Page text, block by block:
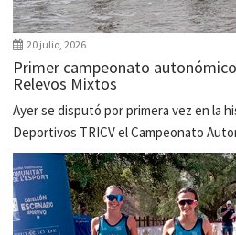
20 julio, 2026
Primer campeonato
Relevos Mixtos
Ayer se disputó por primera vez en la
Deportivos TRICV el Campeonato